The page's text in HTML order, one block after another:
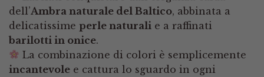
dell’Ambra naturale del Baltico, abbinata a
delicatissime perle naturali e a raffinati
barilotti in onice.
La combinazione di colori è semplicemente
incantevole e cattura lo sguardo in ogni